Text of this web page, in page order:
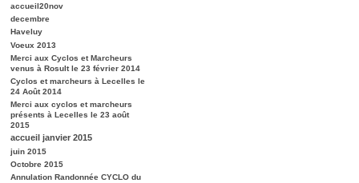
accueil20nov
decembre
Haveluy
Voeux 2013
Merci aux Cyclos et Marcheurs
venus à Rosult le 23 février 2014
Cyclos et marcheurs à Lecelles le
24 Août 2014
Merci aux cyclos et marcheurs
présents à Lecelles le 23 août
2015
accueil janvier 2015
juin 2015
Octobre 2015
Annulation Randonnée CYCLO du